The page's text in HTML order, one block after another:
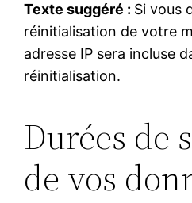
Texte suggéré : Si vous
réinitialisation de votre
adresse IP sera incluse
réinitialisation.
Durées de
de vos